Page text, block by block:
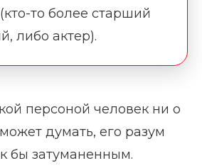
то более старший
либо актер).
персоной человек ни о
думать, его разум
бы затуманенным.